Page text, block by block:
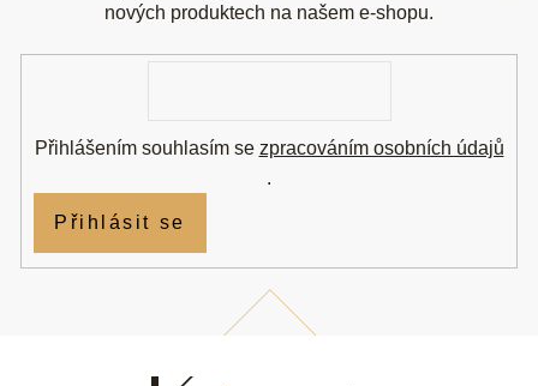
nových produktech na našem e-shopu.
Přihlášením souhlasím se zpracováním osobních údajů
.
Přihlásit se